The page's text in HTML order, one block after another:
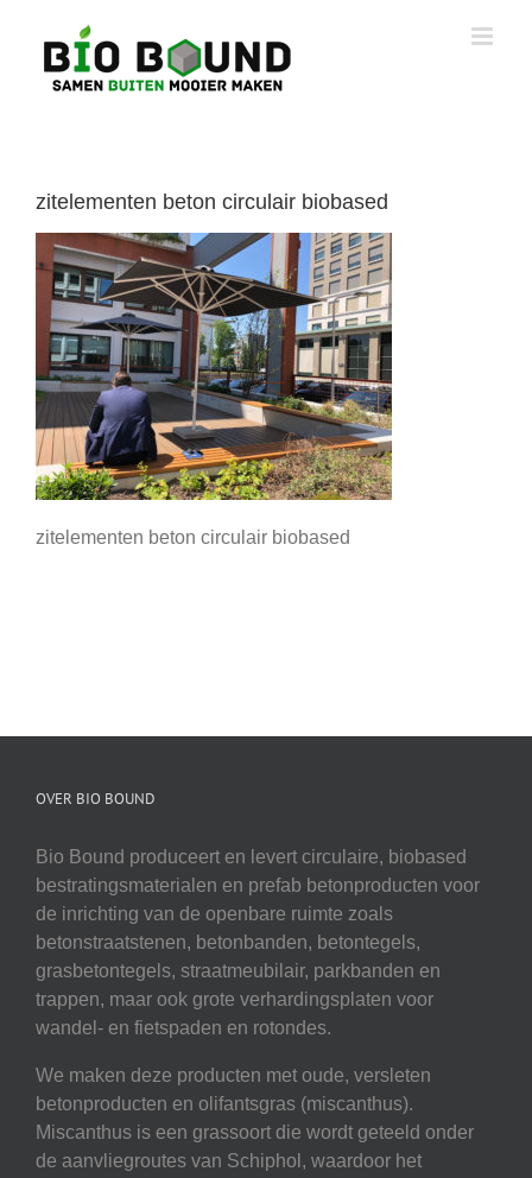
inhoud
zitelementen beton circulair biobased
zitelementen beton circulair biobased
OVER BIO BOUND
Bio Bound produceert en levert circulaire, biobased
bestratingsmaterialen en prefab betonproducten voor
de inrichting van de openbare ruimte zoals
betonstraatstenen, betonbanden, betontegels,
grasbetontegels, straatmeubilair, parkbanden en
trappen, maar ook grote verhardingsplaten voor
wandel- en fietspaden en rotondes.
We maken deze producten met oude, versleten
betonproducten en olifantsgras (miscanthus).
Miscanthus is een grassoort die wordt geteeld onder
de aanvliegroutes van Schiphol, waardoor het